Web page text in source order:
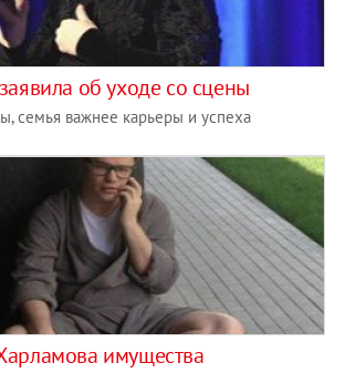
об уходе со сцены
семья важнее карьеры и успеха
имущества